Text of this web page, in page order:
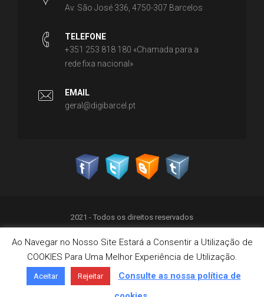
Av. São José 336, 4750-307 Barcelos
TELEFONE
+351 253 818 180 «Chamada para a
rede fixa nacional»
EMAIL
geral@digibarcel.pt
2021 - Todos os direitos reservados
Política de Privacidade
Termos & Condições
Política de Cookies
Livro de Reclamações on-line
Ao Navegar no Nosso Site Estará a Consentir a Utilização de
COOKIES Para Uma Melhor Experiência de Utilização.
Aceitar Rejeitar
Consulte as nossa política de